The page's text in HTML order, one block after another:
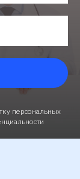
персональных